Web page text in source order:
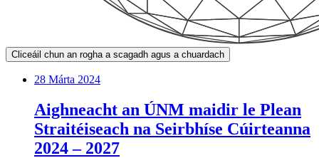
Cliceáil chun an rogha a scagadh agus a chuardach
28 Márta 2024
Aighneacht an ÚNM maidir le Plean
Straitéiseach na Seirbhíse Cúirteanna
2024 – 2027